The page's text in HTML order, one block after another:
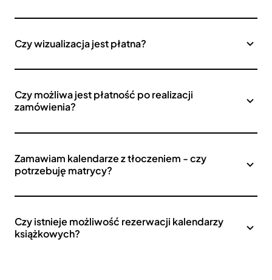
Czy wizualizacja jest płatna?
Czy możliwa jest płatność po realizacji
zamówienia?
Zamawiam kalendarze z tłoczeniem - czy
potrzebuję matrycy?
Czy istnieje możliwość rezerwacji kalendarzy
książkowych?